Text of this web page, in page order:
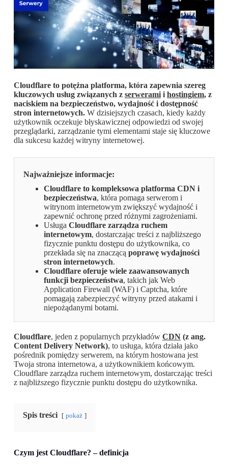
Cloudflare to potężna platforma, która zapewnia szereg
kluczowych usług związanych z serweramii hostingiem, z
naciskiem na bezpieczeństwo, wydajność i dostępność
stron internetowych.W dzisiejszych czasach, kiedy każdy
użytkownik oczekuje błyskawicznej odpowiedzi od swojej
przeglądarki, zarządzanie tymi elementami staje się kluczowe
dla sukcesu każdej witryny internetowej.
Najważniejsze informacje:
Cloudflare to kompleksowa platforma CDN i
bezpieczeństwa, która pomaga serwerom i
witrynom internetowym zwiększyć wydajność i
zapewnić ochronę przed różnymi zagrożeniami.
Usługa Cloudflare zarządza ruchem
internetowym, dostarczając treści z najbliższego
fizycznie punktu dostępu do użytkownika, co
przekłada się na znaczącą poprawę wydajności
stron internetowych.
Cloudflare oferuje wiele zaawansowanych
funkcji bezpieczeństwa, takich jak Web
Application Firewall (WAF) i Captcha, które
pomagają zabezpieczyć witryny przed atakami i
niepożądanymi botami.
Cloudflare, jeden z popularnych przykładów CDN(z ang.
Content Delivery Network), to usługa, która działa jako
pośrednik pomiędzy serwerem, na którym hostowana jest
Twoja strona internetowa, a użytkownikiem końcowym.
Cloudflare zarządza ruchem internetowym, dostarczając treści
z najbliższego fizycznie punktu dostępu do użytkownika.
Spis treści pokaż
Czym jest Cloudflare? – definicja